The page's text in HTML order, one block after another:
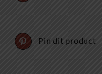
Pin dit product